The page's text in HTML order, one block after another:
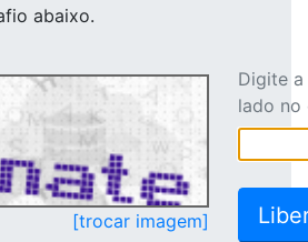
abaixo.
[trocar imagem]
Digite
lado no